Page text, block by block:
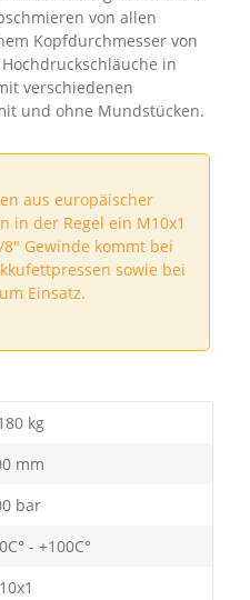
von allen
Kopfdurchmesser von
in
verschiedenen
und ohne Mundstücken.
aus europäischer
in der Regel ein M10x1
8" Gewinde kommt bei
sowie bei
Einsatz.
kg
mm
bar
- +100C°